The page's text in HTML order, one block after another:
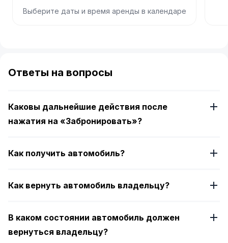
Выберите даты и время аренды в календаре
of
4
Ответы на вопросы
Каковы дальнейшие действия после
нажатия на «Забронировать»?
Как получить автомобиль?
Как вернуть автомобиль владельцу?
В каком состоянии автомобиль должен
вернуться владельцу?